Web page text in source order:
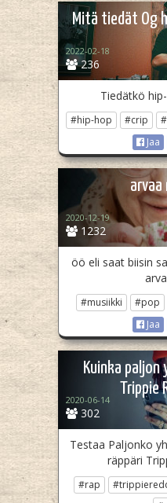
Mitä tiedät Og
236
2022-02-18
Tiedätkö
#hip-hop #crip
Jaa
1232
2020-12-19
öö eli saat biisin
#musiikki #pop
Jaa
Kuinka
Trippie
302
2020-06-14
Testaa Paljonko
räppäri
#rap